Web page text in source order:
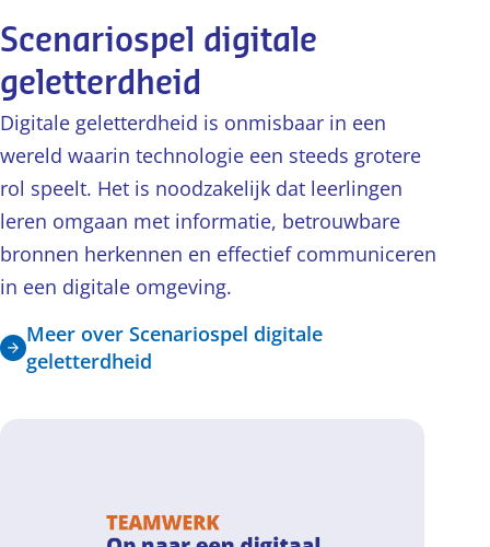
Scenariospel digitale
geletterdheid
Digitale geletterdheid is onmisbaar in een
wereld waarin technologie een steeds grotere
rol speelt. Het is noodzakelijk dat leerlingen
leren omgaan met informatie, betrouwbare
bronnen herkennen en effectief communiceren
in een digitale omgeving.
Meer over Scenariospel digitale
geletterdheid